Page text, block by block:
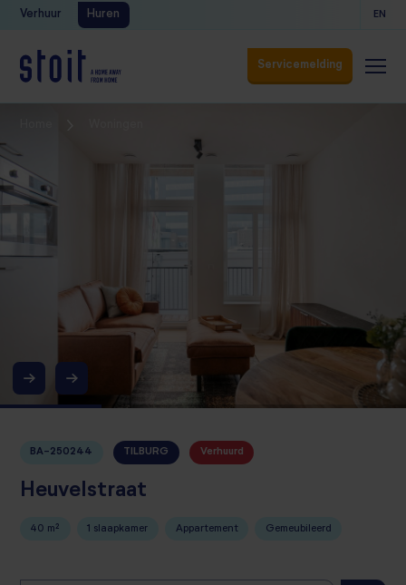
Verhuur Huren EN
Servicemelding
BA-250244 TILBURG Verhuurd
Heuvelstraat
40 m² 1 slaapkamer Appartement Gemeubileerd